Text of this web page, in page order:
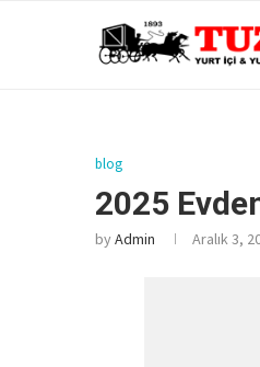
blog
2025
byAdmin Aralık 3,